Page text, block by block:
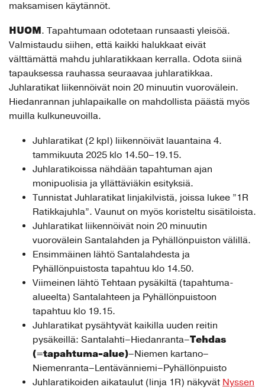
maksamisen käytännöt.
HUOM. Tapahtumaan odotetaan runsaasti yleisöä.
Valmistaudu siihen, että kaikki halukkaat eivät
välttämättä mahdu juhlaratikkaan kerralla. Odota siinä
tapauksessa rauhassa seuraavaa juhlaratikkaa.
Juhlaratikat liikennöivät noin 20 minuutin vuorovälein.
Hiedanrannan juhlapaikalle on mahdollista päästä myös
muilla kulkuneuvoilla.
Juhlaratikat (2 kpl) liikennöivät lauantaina 4.
tammikuuta 2025 klo 14.50–19.15.
Juhlaratikoissa nähdään tapahtuman ajan
monipuolisia ja yllättäviäkin esityksiä.
Tunnistat Juhlaratikat linjakilvistä, joissa lukee ”1R
Ratikkajuhla”. Vaunut on myös koristeltu sisätiloista.
Juhlaratikat liikennöivät noin 20 minuutin
vuorovälein Santalahden ja Pyhällönpuiston välillä.
Ensimmäinen lähtö Santalahdesta ja
Pyhällönpuistosta tapahtuu klo 14.50.
Viimeinen lähtö Tehtaan pysäkiltä (tapahtuma-
alueelta) Santalahteen ja Pyhällönpuistoon
tapahtuu klo 19.15.
Juhlaratikat pysähtyvät kaikilla uuden reitin
pysäkeillä: Santalahti–Hiedanranta–Tehdas
(=tapahtuma-alue)–Niemen kartano–
Niemenranta–Lentävänniemi–Pyhällönpuisto
Juhlaratikoiden aikataulut (linja 1R) näkyvät Nyssen